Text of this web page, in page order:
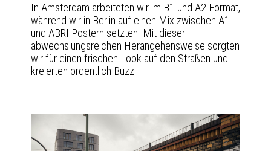
In Amsterdam arbeiteten wir im B1 und A2 Format,
während wir in Berlin auf einen Mix zwischen A1
und ABRI Postern setzten. Mit dieser
abwechslungsreichen Herangehensweise sorgten
wir für einen frischen Look auf den Straßen und
kreierten ordentlich Buzz.